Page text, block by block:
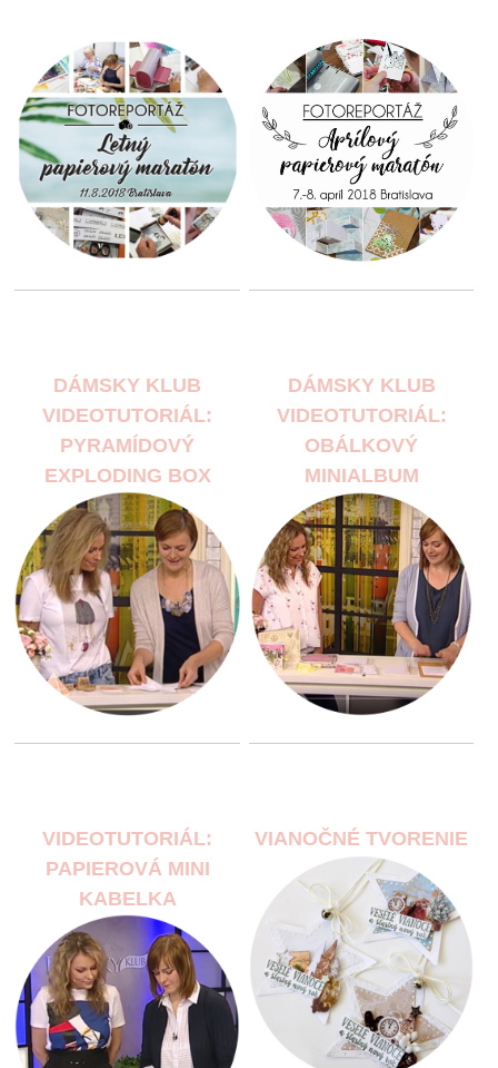
DÁMSKY KLUB
VIDEOTUTORIÁL:
PYRAMÍDOVÝ
EXPLODING BOX
DÁMSKY KLUB
VIDEOTUTORIÁL:
OBÁLKOVÝ
MINIALBUM
VIDEOTUTORIÁL:
PAPIEROVÁ MINI
KABELKA
VIANOČNÉ TVORENIE